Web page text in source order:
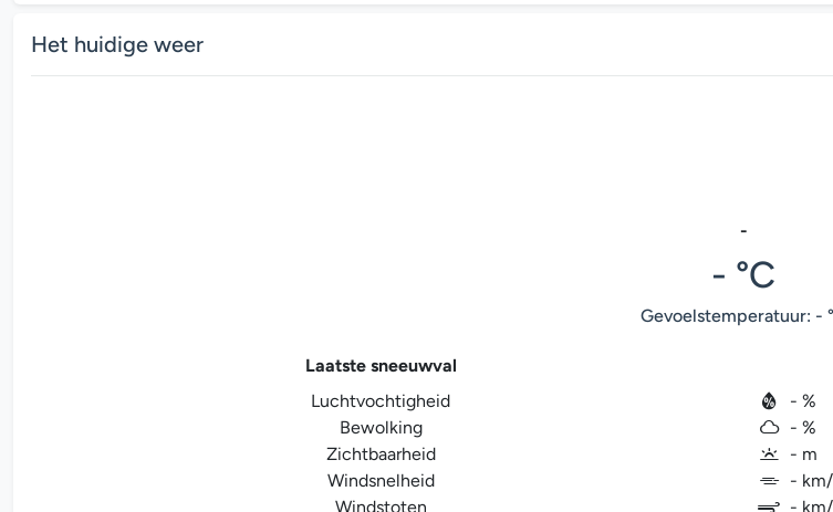
Het huidige weer
-
- °C
Gevoelstemperatuur: -
Laatste sneeuwval
Luchtvochtigheid
- %
Bewolking
- %
Zichtbaarheid
- m
Windsnelheid
-
Windstoten
-